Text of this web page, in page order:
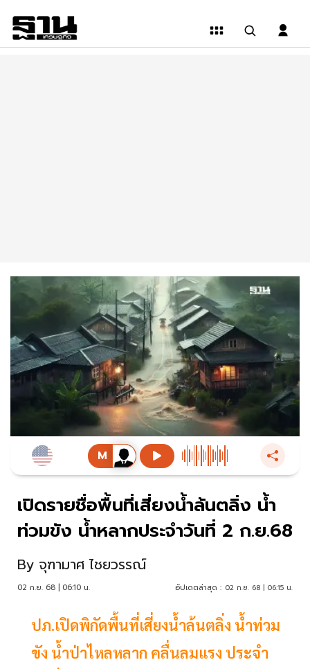
เปิดรายชื่อพื้นที่เสี่ยงน้ำล้นตลิ่ง น้ำ
ท่วมขัง น้ำหลากประจำวันที่ 2 ก.ย.68
By จุฑามาศ ไชยวรรณ์
02 ก.ย. 68 | 06:10 น. อัปเดตล่าสุด : 02 ก.ย. 68 | 06:15 น.
ปภ.เปิดพิกัดพื้นที่เสี่ยงน้ำล้นตลิ่ง น้ำท่วม
ขัง น้ำป่าไหลหลาก คลื่นลมแรง ประจำ